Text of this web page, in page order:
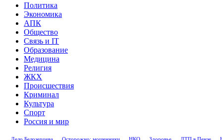
Политика
Экономика
АПК
Общество
Связь и IT
Образование
Медицина
Религия
ЖКХ
Происшествия
Криминал
Культура
Спорт
Россия и мир